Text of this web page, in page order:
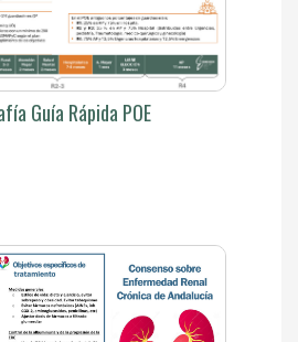
Guía Rápida POE